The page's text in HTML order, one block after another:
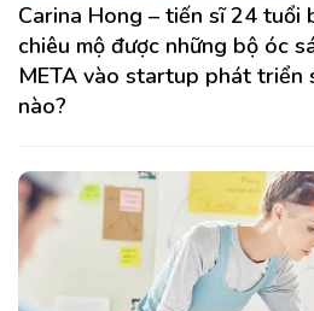
Carina Hong – tiến sĩ 24 tuổi
chiêu mộ được những bộ óc
META vào startup phát triển
nào?